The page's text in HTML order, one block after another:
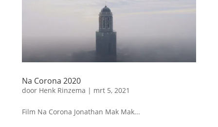
Na Corona 2020
door Henk Rinzema | mrt 5, 2021
Film Na Corona Jonathan Mak Mak...